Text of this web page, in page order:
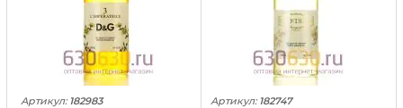
Артикул: 182983 Артикул: 182747